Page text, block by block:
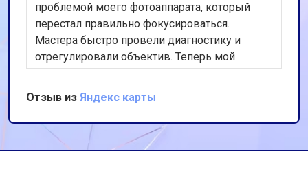
проблемой моего фотоаппарата, который
перестал правильно фокусироваться.
Мастера быстро провели диагностику и
отрегулировали объектив. Теперь мой
фотоаппарат работает идеально. Спасибо за
оперативность и качественную работу!
Отзыв из Яндекс карты